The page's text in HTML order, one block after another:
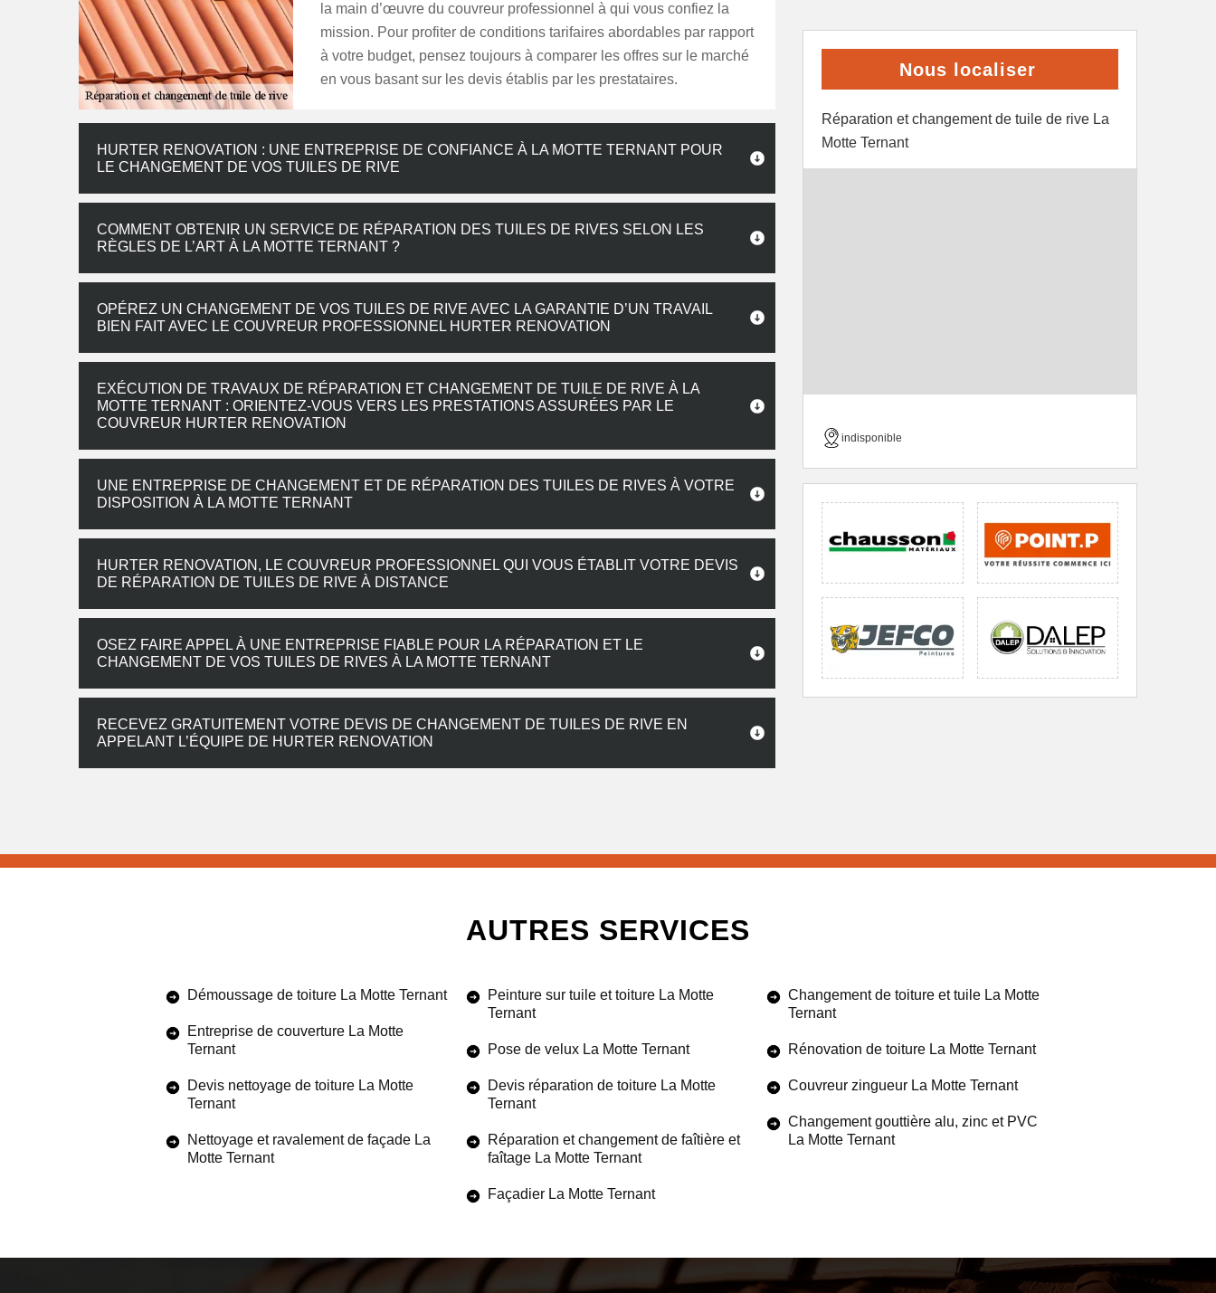
la main d’œuvre du couvreur professionnel à qui vous confiez la
mission. Pour profiter de conditions tarifaires abordables par rapport
à votre budget, pensez toujours à comparer les offres sur le marché
en vous basant sur les devis établis par les prestataires.
HURTER RENOVATION : UNE ENTREPRISE DE CONFIANCE À LA MOTTE TERNANT POUR
LE CHANGEMENT DE VOS TUILES DE RIVE
COMMENT OBTENIR UN SERVICE DE RÉPARATION DES TUILES DE RIVES SELON LES
RÈGLES DE L’ART À LA MOTTE TERNANT ?
OPÉREZ UN CHANGEMENT DE VOS TUILES DE RIVE AVEC LA GARANTIE D’UN TRAVAIL
BIEN FAIT AVEC LE COUVREUR PROFESSIONNEL HURTER RENOVATION
EXÉCUTION DE TRAVAUX DE RÉPARATION ET CHANGEMENT DE TUILE DE RIVE À LA
MOTTE TERNANT : ORIENTEZ-VOUS VERS LES PRESTATIONS ASSURÉES PAR LE
COUVREUR HURTER RENOVATION
UNE ENTREPRISE DE CHANGEMENT ET DE RÉPARATION DES TUILES DE RIVES À VOTRE
DISPOSITION À LA MOTTE TERNANT
HURTER RENOVATION, LE COUVREUR PROFESSIONNEL QUI VOUS ÉTABLIT VOTRE DEVIS
DE RÉPARATION DE TUILES DE RIVE À DISTANCE
OSEZ FAIRE APPEL À UNE ENTREPRISE FIABLE POUR LA RÉPARATION ET LE
CHANGEMENT DE VOS TUILES DE RIVES À LA MOTTE TERNANT
RECEVEZ GRATUITEMENT VOTRE DEVIS DE CHANGEMENT DE TUILES DE RIVE EN
APPELANT L’ÉQUIPE DE HURTER RENOVATION
Nous localiser
Réparation et changement de tuile de rive La
Motte Ternant
indisponible
AUTRES SERVICES
Démoussage de toiture La Motte Ternant
Entreprise de couverture La Motte
Ternant
Devis nettoyage de toiture La Motte
Ternant
Nettoyage et ravalement de façade La
Motte Ternant
Peinture sur tuile et toiture La Motte
Ternant
Pose de velux La Motte Ternant
Devis réparation de toiture La Motte
Ternant
Réparation et changement de faîtière et
faîtage La Motte Ternant
Façadier La Motte Ternant
Changement de toiture et tuile La Motte
Ternant
Rénovation de toiture La Motte Ternant
Couvreur zingueur La Motte Ternant
Changement gouttière alu, zinc et PVC
La Motte Ternant